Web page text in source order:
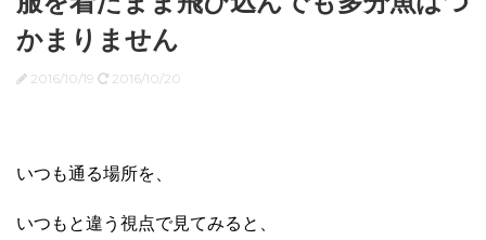
かまりません
2016/10/19 2016/10/20
いつも通る場所を、
いつもと違う視点で見てみると、